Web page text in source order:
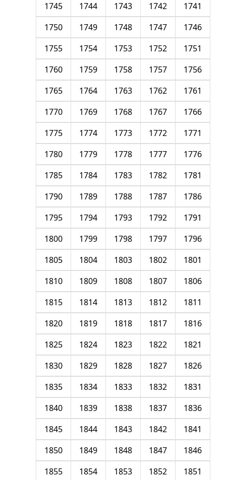
1741
1742
1743
1744
1745
1746
1747
1748
1749
1750
1751
1752
1753
1754
1755
1756
1757
1758
1759
1760
1761
1762
1763
1764
1765
1766
1767
1768
1769
1770
1771
1772
1773
1774
1775
1776
1777
1778
1779
1780
1781
1782
1783
1784
1785
1786
1787
1788
1789
1790
1791
1792
1793
1794
1795
1796
1797
1798
1799
1800
1801
1802
1803
1804
1805
1806
1807
1808
1809
1810
1811
1812
1813
1814
1815
1816
1817
1818
1819
1820
1821
1822
1823
1824
1825
1826
1827
1828
1829
1830
1831
1832
1833
1834
1835
1836
1837
1838
1839
1840
1841
1842
1843
1844
1845
1846
1847
1848
1849
1850
1851
1852
1853
1854
1855